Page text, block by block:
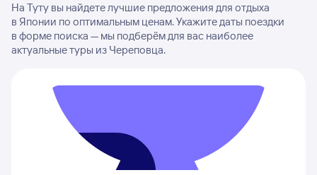
На Туту вы найдете лучшие предложения для отдыха
в Японии по оптимальным ценам. Укажите даты поездки
в форме поиска — мы подберём для вас наиболее
актуальные туры из Череповца.